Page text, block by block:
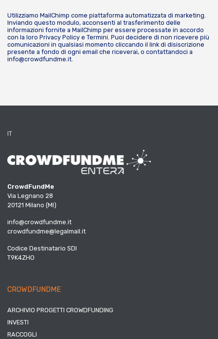
Utilizziamo MailChimp come piattaforma automatizzata di marketing.
Inviando questo modulo, acconsenti al trasferimento delle
informazioni fornite a MailChimp per essere processate in accordo
con la loro Privacy Policy e Termini. Puoi decidere di non ricevere più
comunicazioni in qualsiasi momento cliccando il link di disiscrizione
presente a fondo di ogni email che riceverai, o contattandoci a
info@crowdfundme.it.
IT
CrowdFundMe
Via Legnano 28
20121 Milano (MI)
info@crowdfundme.it
crowdfundme@legalmail.it
Codice Destinatario SDI
T9K4ZHO
CROWDFUNDME
ARCHIVIO PROGETTI CROWDFUNDING
INVESTI
RACCOGLI